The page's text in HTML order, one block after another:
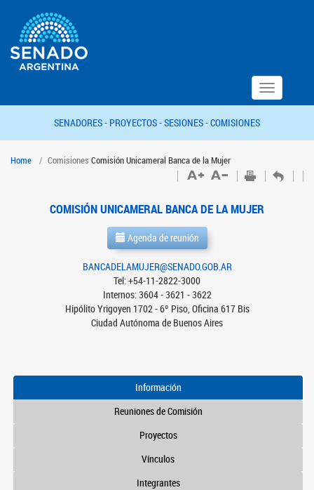
Toggle
navigation
SENADORES - PROYECTOS -SESIONES -COMISIONES
Home Comisiones Comisión Unicameral Banca de la Mujer
COMISIÓN UNICAMERAL BANCA DE LA MUJER
Agenda de reunión
BANCADELAMUJER@SENADO.GOB.AR
Tel: +54-11-2822-3000
Internos: 3604 - 3621 - 3622
Hipólito Yrigoyen 1702 - 6º Piso, Oficina 617 Bis
Ciudad Autónoma de Buenos Aires
Información
Reuniones de Comisión
Proyectos
Vínculos
Integrantes